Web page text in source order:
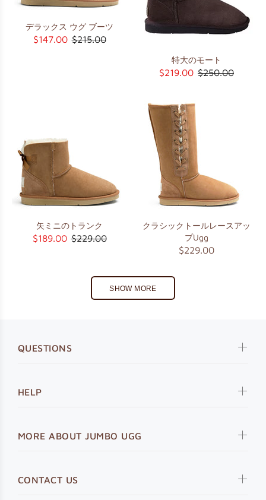
デラックス ウグ ブーツ
$147.00 $215.00
特大のモート
$219.00 $250.00
矢ミニのトランク
$189.00 $229.00
クラシックトールレースアッ
プUgg
$229.00
SHOW MORE
QUESTIONS
HELP
MORE ABOUT JUMBO UGG
CONTACT US